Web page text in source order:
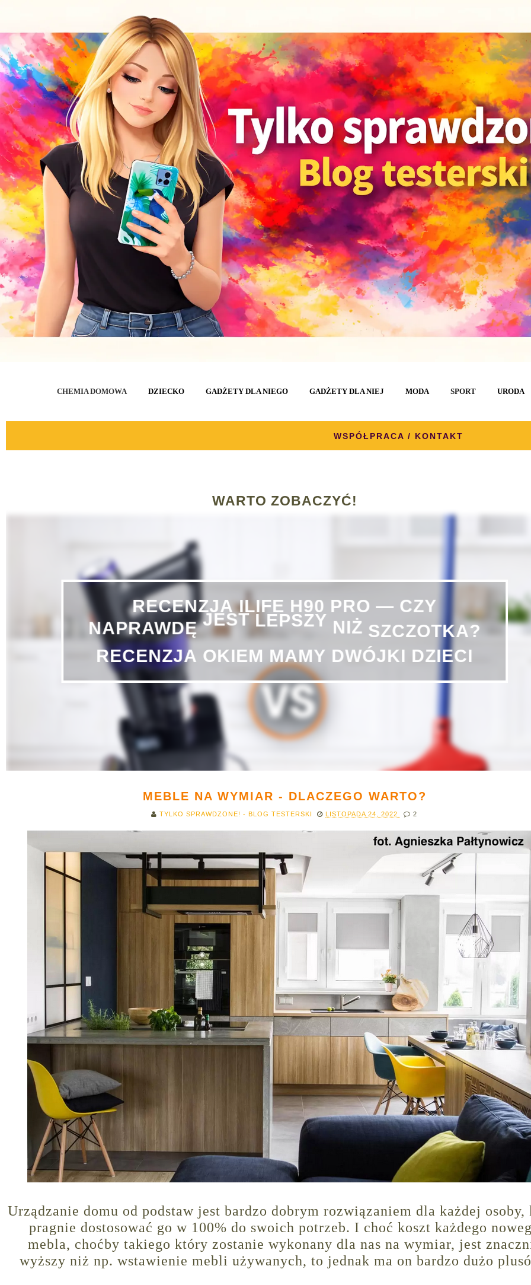
CHEMIA DOMOWA DZIECKO GADŻETY DLA NIEGO GADŻETY DLA NIEJ MODA SPORT URODA
WSPÓŁPRACA / KONTAKT
WARTO ZOBACZYĆ!
RECENZJA ILIFE H90
CZY
NAPRAWDĘ JEST LEPSZY NIŻ SZCZOTKA?
RECENZJA OKIEM MAMY DWÓJKI DZIECI
MEBLE NA WYMIAR - DLACZEGO WARTO?
TYLKO SPRAWDZONE! - BLOG TESTERSKI LISTOPADA 24, 2022 2
Urządzanie domu od podstaw jest bardzo dobrym rozwiązaniem dla każdej osoby,
pragnie dostosować go w 100% do swoich potrzeb. I choć koszt każdego
mebla, choćby takiego który zostanie wykonany dla nas na wymiar, jest
wyższy niż np. wstawienie mebli używanych, to jednak ma on bardzo dużo